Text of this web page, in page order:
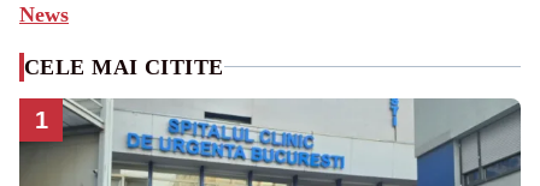
News
CELE MAI CITITE
1